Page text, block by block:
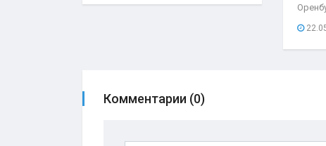
Комментарии (0)